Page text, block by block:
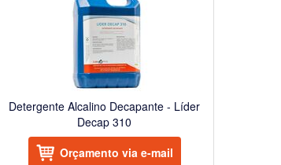
Detergente Alcalino Decapante - Líder
Decap 310
Orçamento via e-mail